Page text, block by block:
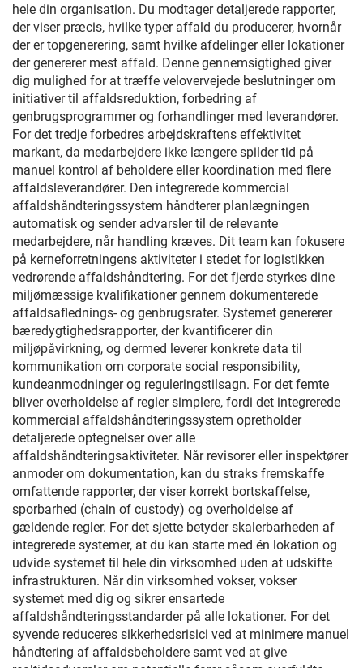
hele din organisation. Du modtager detaljerede rapporter,
der viser præcis, hvilke typer affald du producerer, hvornår
der er topgenerering, samt hvilke afdelinger eller lokationer
der genererer mest affald. Denne gennemsigtighed giver
dig mulighed for at træffe velovervejede beslutninger om
initiativer til affaldsreduktion, forbedring af
genbrugsprogrammer og forhandlinger med leverandører.
For det tredje forbedres arbejdskraftens effektivitet
markant, da medarbejdere ikke længere spilder tid på
manuel kontrol af beholdere eller koordination med flere
affaldsleverandører. Den integrerede kommercial
affaldshåndteringssystem håndterer planlægningen
automatisk og sender advarsler til de relevante
medarbejdere, når handling kræves. Dit team kan fokusere
på kerneforretningens aktiviteter i stedet for logistikken
vedrørende affaldshåndtering. For det fjerde styrkes dine
miljømæssige kvalifikationer gennem dokumenterede
affaldsaflednings- og genbrugsrater. Systemet genererer
bæredygtighedsrapporter, der kvantificerer din
miljøpåvirkning, og dermed leverer konkrete data til
kommunikation om corporate social responsibility,
kundeanmodninger og reguleringstilsagn. For det femte
bliver overholdelse af regler simplere, fordi det integrerede
kommercial affaldshåndteringssystem opretholder
detaljerede optegnelser over alle
affaldshåndteringsaktiviteter. Når revisorer eller inspektører
anmoder om dokumentation, kan du straks fremskaffe
omfattende rapporter, der viser korrekt bortskaffelse,
sporbarhed (chain of custody) og overholdelse af
gældende regler. For det sjette betyder skalerbarheden af
integrerede systemer, at du kan starte med én lokation og
udvide systemet til hele din virksomhed uden at udskifte
infrastrukturen. Når din virksomhed vokser, vokser
systemet med dig og sikrer ensartede
affaldshåndteringsstandarder på alle lokationer. For det
syvende reduceres sikkerhedsrisici ved at minimere manuel
håndtering af affaldsbeholdere samt ved at give